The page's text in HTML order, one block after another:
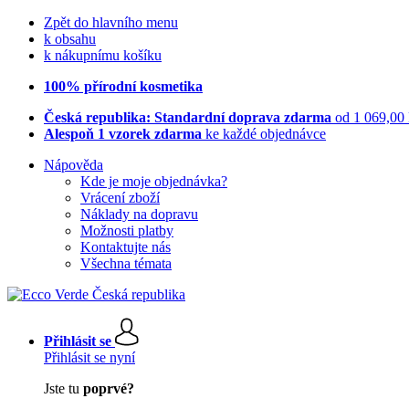
Zpět do hlavního menu
k obsahu
k nákupnímu košíku
100% přírodní kosmetika
Česká republika: Standardní doprava zdarma od 1 069,00
Alespoň 1 vzorek zdarma ke každé objednávce
Nápověda
Kde je moje objednávka?
Vrácení zboží
Náklady na dopravu
Možnosti platby
Kontaktujte nás
Všechna témata
Přihlásit se
Přihlásit se nyní
Jste tu poprvé?